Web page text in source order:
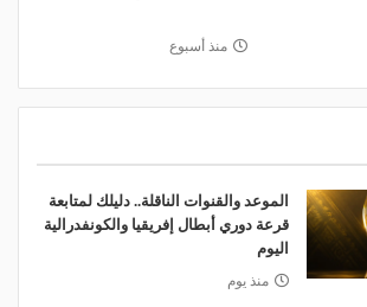
منذ أسبوع
الموعد والقنوات الناقلة.. دليلك لمتابعة
قرعة دوري أبطال إفريقيا والكونفدرالية
اليوم
منذ يوم